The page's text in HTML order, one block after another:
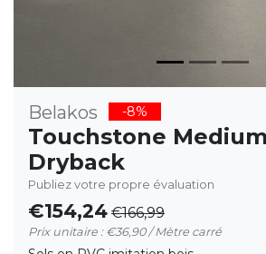
Belakos -8%
Touchstone Medium
Dryback
Publiez votre propre évaluation
€154,24 €166,99
Prix unitaire : €36,90 / Mètre carré